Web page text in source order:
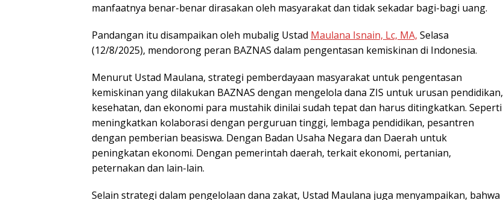
manfaatnya benar-benar dirasakan oleh masyarakat dan tidak sekadar bagi-bagi uang.
Pandangan itu disampaikan oleh mubalig Ustad Maulana Isnain, Lc, MA, Selasa
(12/8/2025), mendorong peran BAZNAS dalam pengentasan kemiskinan di Indonesia.
Menurut Ustad Maulana, strategi pemberdayaan masyarakat untuk pengentasan
kemiskinan yang dilakukan BAZNAS dengan mengelola dana ZIS untuk urusan pendidikan,
kesehatan, dan ekonomi para mustahik dinilai sudah tepat dan harus ditingkatkan. Seperti
meningkatkan kolaborasi dengan perguruan tinggi, lembaga pendidikan, pesantren
dengan pemberian beasiswa. Dengan Badan Usaha Negara dan Daerah untuk
peningkatan ekonomi. Dengan pemerintah daerah, terkait ekonomi, pertanian,
peternakan dan lain-lain.
Selain strategi dalam pengelolaan dana zakat, Ustad Maulana juga menyampaikan, bahwa